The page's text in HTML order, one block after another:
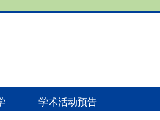
学术活动预告